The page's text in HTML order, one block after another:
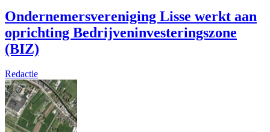
Ondernemersvereniging Lisse werkt aan
oprichting Bedrijveninvesteringszone
(BIZ)
Redactie